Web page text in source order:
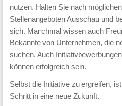
dem
Weg
zurück
nutzen. Halten Sie nach möglichen
Stellenangeboten Ausschau und
sich. Manchmal wissen auch
Bekannte von Unternehmen, die
suchen. Auch
können erfolgreich sein.
Selbst die Initiative zu ergreifen,
Schritt in eine neue Zukunft.